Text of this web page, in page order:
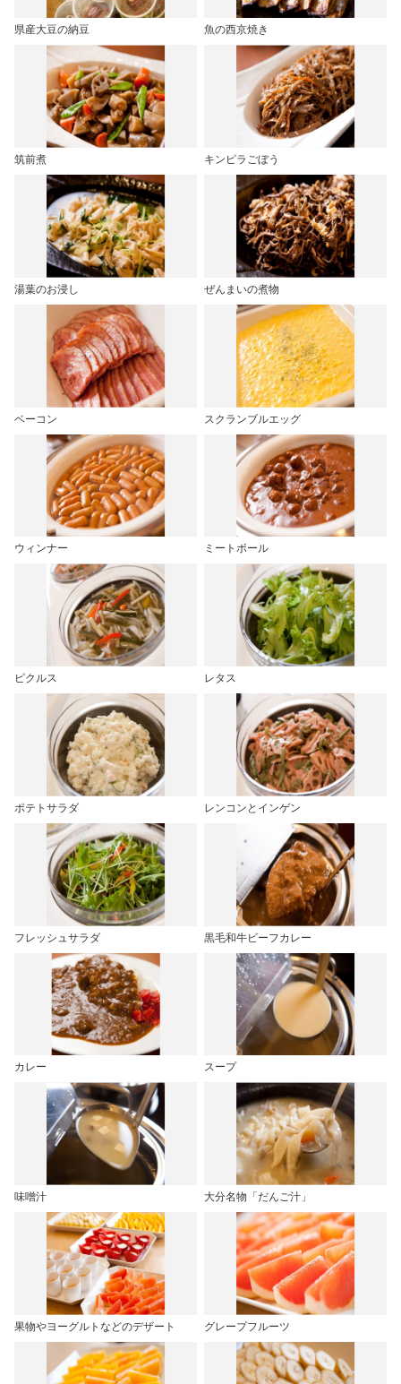
県産大豆の納豆 魚の西京焼き
筑前煮 キンピラごぼう
湯葉のお浸し ぜんまいの煮物
ベーコン スクランブルエッグ
ウィンナー ミートボール
ピクルス レタス
ポテトサラダ レンコンとインゲン
フレッシュサラダ 黒毛和牛ビーフカレー
カレー スープ
味噌汁 大分名物「だんご汁」
果物やヨーグルトなどのデザート グレープフルーツ